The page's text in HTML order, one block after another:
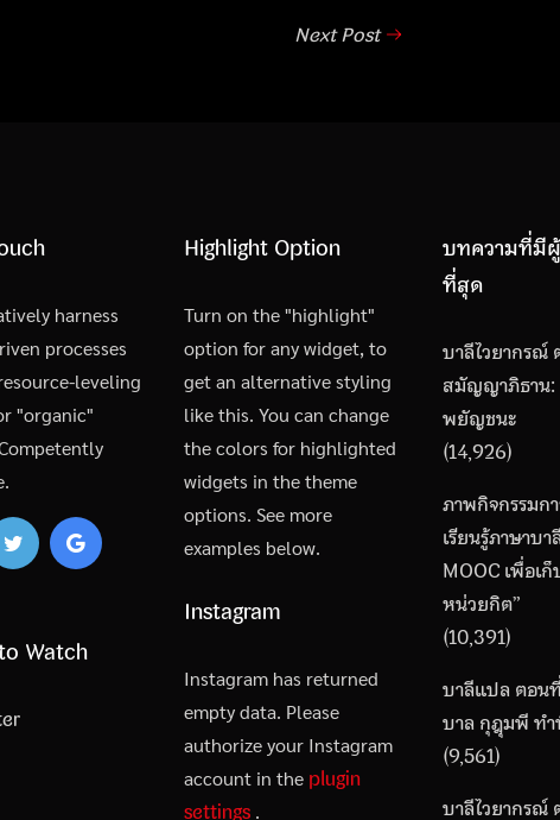
Next Post
harness
processes
leveling
"organic"
Watch
Highlight Option
Turn on the "highlight"
option for any widget, to
get an alternative styling
like this. You can change
the colors for highlighted
widgets in the theme
options. See more
examples below.
Instagram
Instagram has returned
empty data. Please
authorize your Instagram
account in the plugin
settings .
บทความที่มี
ที่สุด
บาลีไวยากรณ์
สมัญญาภิธาน:
พยัญชนะ
(14,926)
ภาพกิจกรรมก
เรียนรู้ภาษาบ
MOOC เพื่อเ
หน่วยกิต”
(10,391)
บาลีแปล ตอน
บาล กุฎุมพี ท
(9,561)
บาลีไวยากรณ์